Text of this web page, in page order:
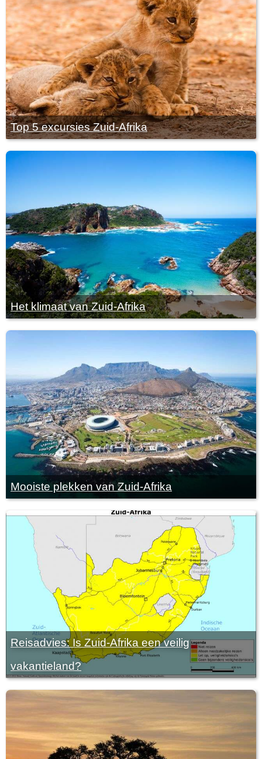
Top 5 excursies Zuid-Afrika
Het klimaat van Zuid-Afrika
Mooiste plekken van Zuid-Afrika
Reisadvies: Is Zuid-Afrika een veilig
vakantieland?